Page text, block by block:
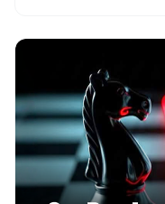
del desarrollo del
esencial dentro del
de gobernanza de
seguridad del
evolución a largo